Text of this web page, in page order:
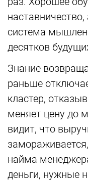
система
десятков
Знание
раньше
кластер,
меняет цену до
видит, что
найма
деньги, нужные